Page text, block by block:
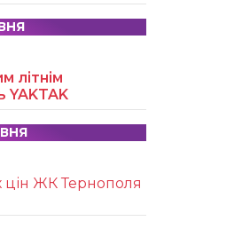
літнім
YAKTAK
цін ЖК Тернополя